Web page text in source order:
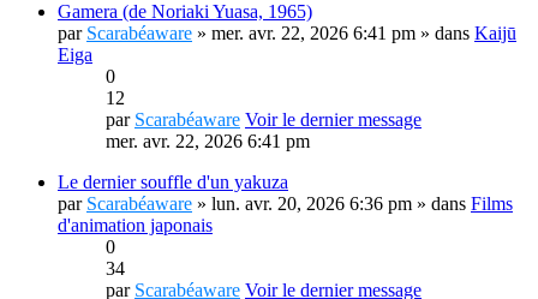
Gamera (de Noriaki Yuasa, 1965)
par Scarabéaware » mer. avr. 22, 2026 6:41 pm » dans Kaijū
Eiga
0
12
par Scarabéaware Voir le dernier message
mer. avr. 22, 2026 6:41 pm
Le dernier souffle d'un yakuza
par Scarabéaware » lun. avr. 20, 2026 6:36 pm » dans Films
d'animation japonais
0
34
par Scarabéaware Voir le dernier message